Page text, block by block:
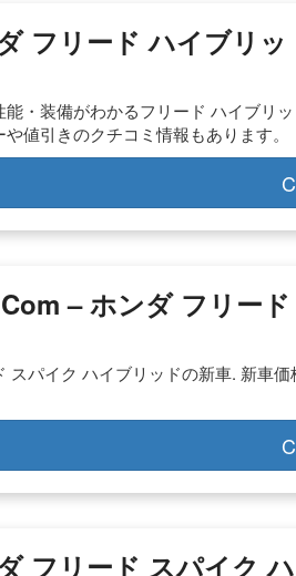
フリード ハイブリ
能・装備がわかるフリード ハイブリ
や値引きのクチコミ情報もあります。
– ホンダ フリー
スパイク ハイブリッドの新車. 新車
フリード スパイク